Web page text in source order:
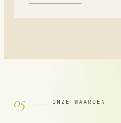
05 ONZE WAARDEN